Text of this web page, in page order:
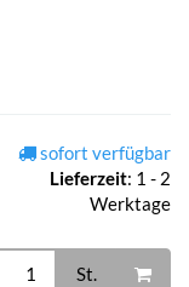
sofort verfügbar
Lieferzeit: 1 - 2
Werktage
St.